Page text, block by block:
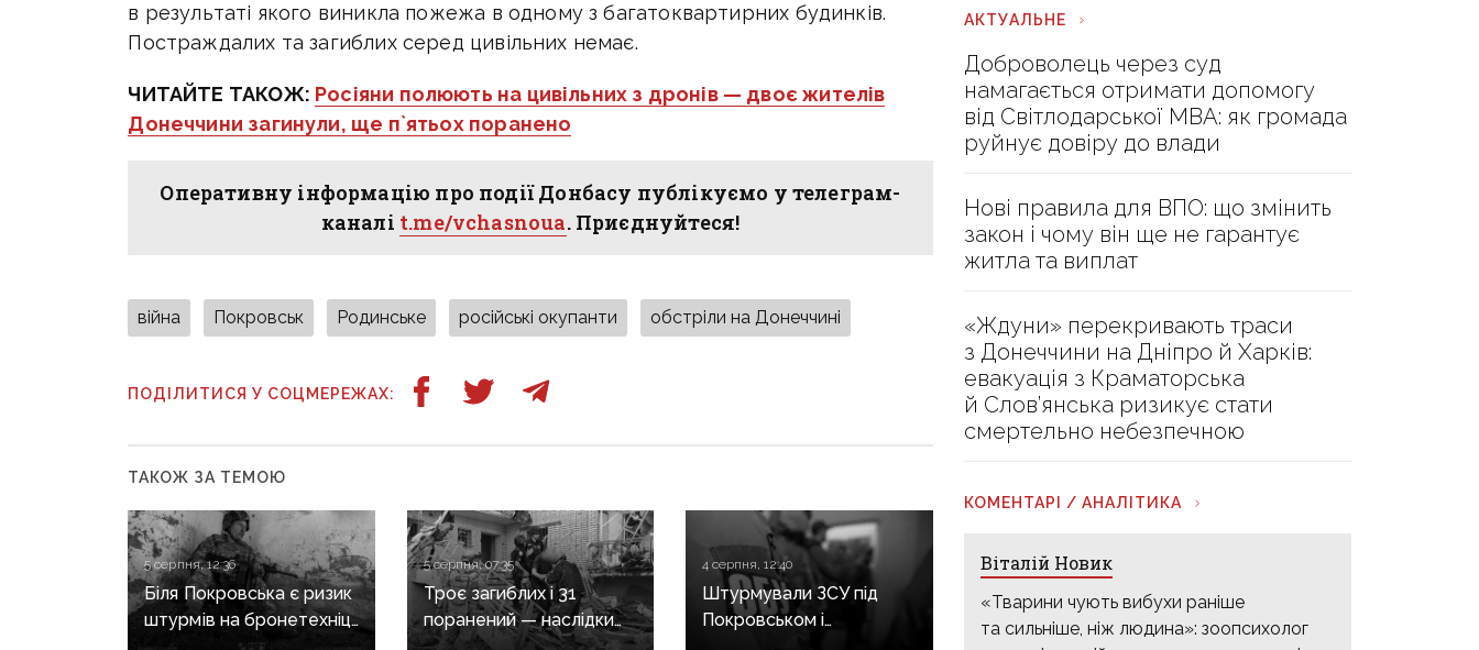
в результаті якого виникла пожежа в одному з багатоквартирних будинків.
Постраждалих та загиблих серед цивільних немає.
ЧИТАЙТЕ ТАКОЖ: Росіяни полюють на цивільних з дронів — двоє жителів
Донеччини загинули, ще п`ятьох поранено
Оперативну інформацію про події Донбасу публікуємо у телеграм-
каналі t.me/vchasnoua. Приєднуйтеся!
війна Покровськ Родинське російські окупанти обстріли на Донеччині
ПОДІЛИТИСЯ У СОЦМЕРЕЖАХ:
ТАКОЖ ЗА ТЕМОЮ
5 серпня, 12:36
Біля Покровська є ризик
штурмів на бронетехніці:
попередження
5 серпня, 07:35
Троє загиблих і 31
поранений — наслідки
масованих обстрілів
4 серпня, 12:40
Штурмували ЗСУ під
Покровськом і
Костянтинівкою: по 15
АКТУАЛЬНЕ
Доброволець через суд
намагається отримати допомогу
від Світлодарської МВА: як громада
руйнує довіру до влади
Нові правила для ВПО: що змінить
закон і чому він ще не гарантує
житла та виплат
«Ждуни» перекривають траси
з Донеччини на Дніпро й Харків:
евакуація з Краматорська
й Слов’янська ризикує стати
смертельно небезпечною
КОМЕНТАРІ / АНАЛІТИКА
Віталій Новик
«Тварини чують вибухи раніше
та сильніше, ніж людина»: зоопсихолог